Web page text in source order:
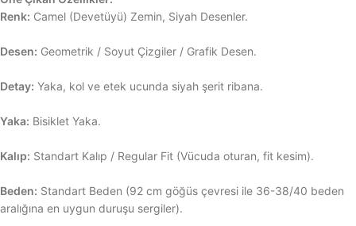
Renk: Camel (Devetüyü) Zemin, Siyah Desenler.
Desen: Geometrik / Soyut Çizgiler / Grafik Desen.
Detay: Yaka, kol ve etek ucunda siyah şerit ribana.
Yaka: Bisiklet Yaka.
Kalıp: Standart Kalıp / Regular Fit (Vücuda oturan, fit kesim).
Beden: Standart Beden (92 cm göğüs çevresi ile 36-38/40 beden
aralığına en uygun duruşu sergiler).